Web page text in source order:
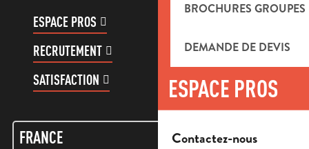
BROCHURES GROUPES
DEMANDE DE DEVIS
ESPACE PROS
Contactez-nous
ESPACE PROS
RECRUTEMENT
COMPTE CLIENT
SATISFACTION